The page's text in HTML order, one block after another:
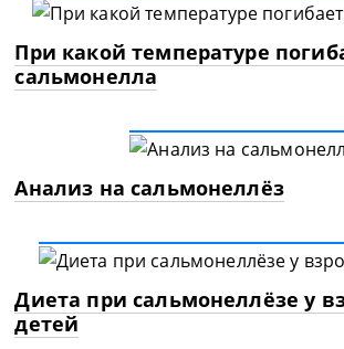
При какой температуре
сальмонелла
Анализ на сальмонеллёз
Диета при сальмонеллёзе у
детей